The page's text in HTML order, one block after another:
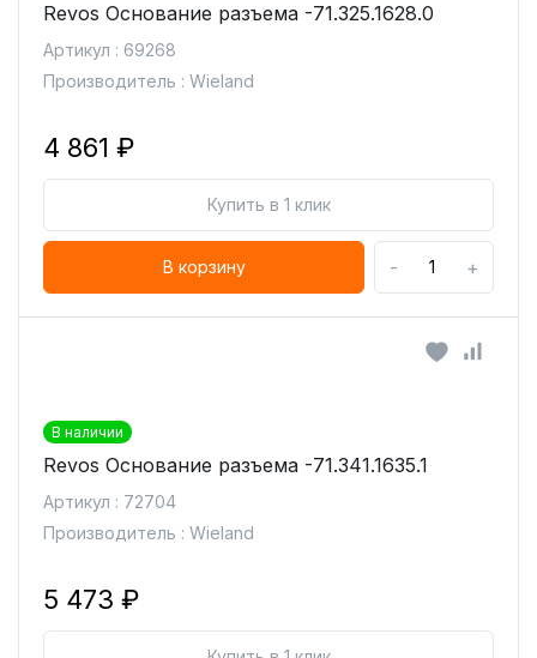
Revos Основание разъема -71.325.1628.0
Артикул : 69268
Производитель : Wieland
4 861 ₽
Купить в 1 клик
В корзину - +
В наличии
Revos Основание разъема -71.341.1635.1
Артикул : 72704
Производитель : Wieland
5 473 ₽